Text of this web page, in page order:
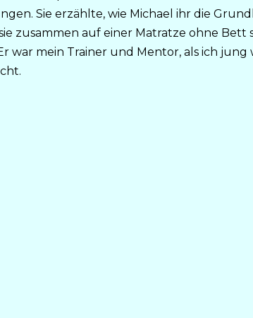
Sie erzählte, wie Michael ihr die
zusammen auf einer Matratze ohne Bett
war mein Trainer und Mentor, als ich